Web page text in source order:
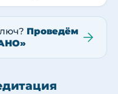
Проведём